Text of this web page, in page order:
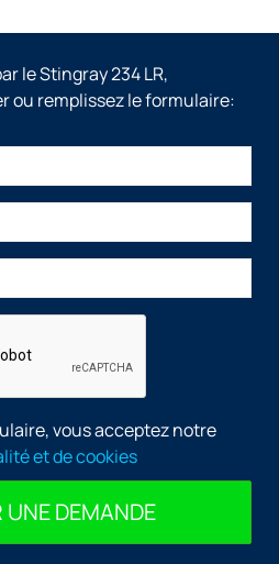
le Stingray 234 LR,
ou remplissez le formulaire:
vous acceptez notre
et de cookies
UNE DEMANDE